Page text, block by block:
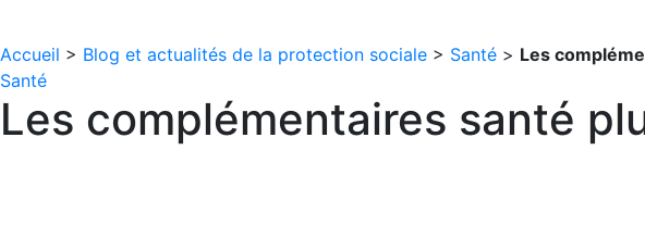
Accueil > Blog et actualités de la protection sociale > Santé > Les
Santé
Les complémentaires santé